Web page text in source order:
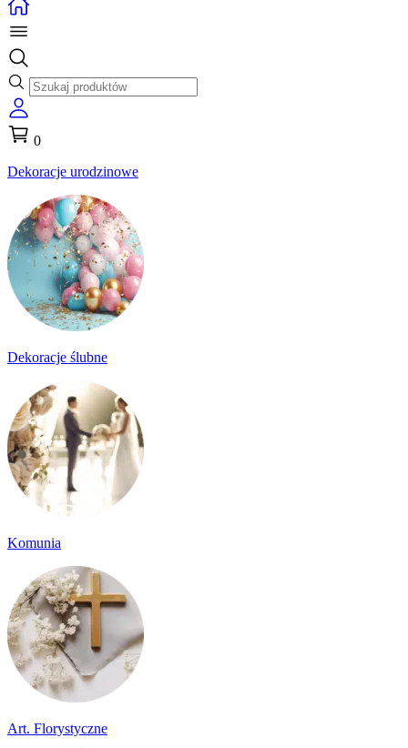
0
Dekoracje urodzinowe
Dekoracje ślubne
Komunia
Art. Florystyczne